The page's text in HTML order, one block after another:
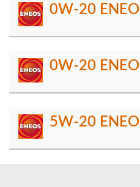
0W-20
0W-20
5W-20